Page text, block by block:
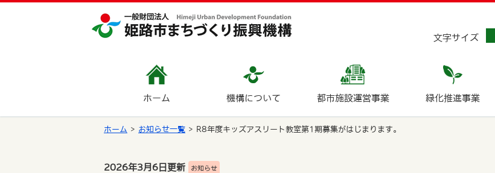
文字サイズ
ホーム 機構について 都市施設運営事業 緑化推進事業
ホーム お知らせ一覧 R8年度キッズアスリート教室第1期募集がはじまります。
2026年3月6日更新 お知らせ